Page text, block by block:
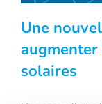
Une
augmenter
solaires